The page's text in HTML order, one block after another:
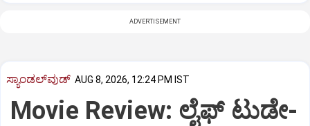
ADVERTISEMENT
ಸ್ಯಾಂಡಲ್‌ವುಡ್‌ AUG 8, 2026, 12:24 PM IST
Movie Review: ಲೈಫ್‌ ಟುಡೇ-